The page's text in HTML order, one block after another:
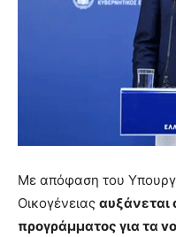
you
of
pain.
hd
porn
Με απόφαση του
Οικογένειας αυξάνεται
προγράμματος για τα